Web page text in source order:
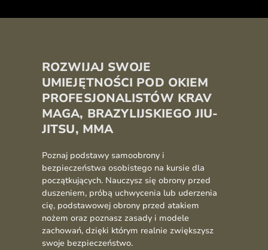
ROZWIJAJ SWOJE
UMIEJĘTNOŚCI POD OKIEM
PROFESJONALISTÓW KRAV
MAGA, BRAZYLIJSKIEGO JIU-
JITSU, MMA
Poznaj podstawy samoobrony i
bezpieczeństwa osobistego na kursie dla
początkujących. Nauczysz się obrony przed
duszeniem, próbą uchwycenia lub uderzenia
cię, podstawowej obrony przed atakiem
nożem oraz poznasz zasady i modele
zachowań, dzięki którym realnie zwiększysz
swoje bezpieczeństwo.